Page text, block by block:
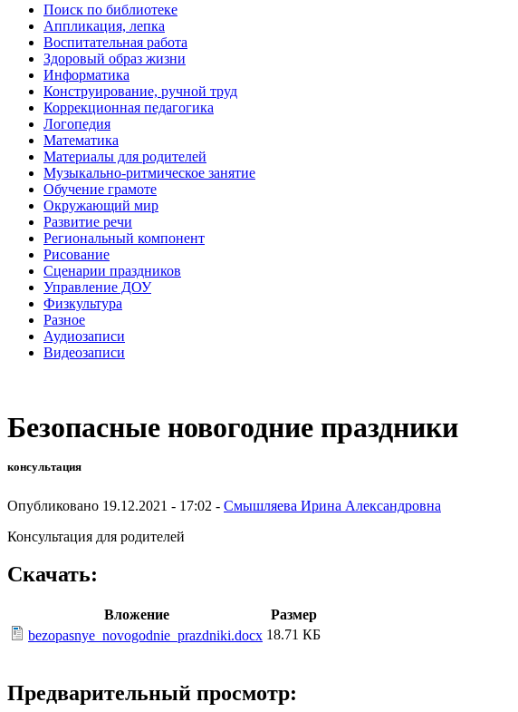
Поиск по библиотеке
Аппликация, лепка
Воспитательная работа
Здоровый образ жизни
Информатика
Конструирование, ручной труд
Коррекционная педагогика
Логопедия
Математика
Материалы для родителей
Музыкально-ритмическое занятие
Обучение грамоте
Окружающий мир
Развитие речи
Региональный компонент
Рисование
Сценарии праздников
Управление ДОУ
Физкультура
Разное
Аудиозаписи
Видеозаписи
Безопасные новогодние праздники
консультация
Опубликовано 19.12.2021 - 17:02 - Смышляева Ирина Александровна
Консультация для родителей
Скачать:
Вложение
Размер
bezopasnye_novogodnie_prazdniki.docx 18.71 КБ
Предварительный просмотр: